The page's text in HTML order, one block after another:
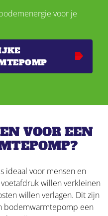
voor je
VOOR EEN
ideaal voor mensen en
willen verkleinen
willen verlagen. Dit zijn
bodemwarmtepomp een